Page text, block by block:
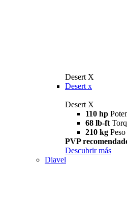
Desert X
Desert x
Desert X
110 hp
68 lb-ft
210 kg Peso
PVP
Descubrir más
Diavel